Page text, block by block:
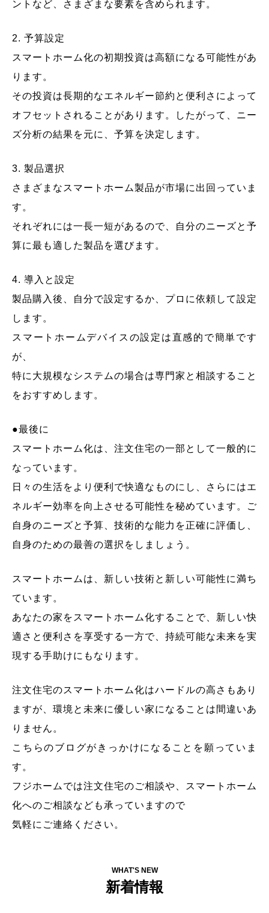
ントなど、さまざまな要素を含められます。
2. 予算設定
スマートホーム化の初期投資は高額になる可能性があ
ります。
その投資は長期的なエネルギー節約と便利さによって
オフセットされることがあります。したがって、ニー
ズ分析の結果を元に、予算を決定します。
3. 製品選択
さまざまなスマートホーム製品が市場に出回っていま
す。
それぞれには一長一短があるので、自分のニーズと予
算に最も適した製品を選びます。
4. 導入と設定
製品購入後、自分で設定するか、プロに依頼して設定
します。
スマートホームデバイスの設定は直感的で簡単です
が、
特に大規模なシステムの場合は専門家と相談すること
をおすすめします。
●最後に
スマートホーム化は、注文住宅の一部として一般的に
なっています。
日々の生活をより便利で快適なものにし、さらにはエ
ネルギー効率を向上させる可能性を秘めています。ご
自身のニーズと予算、技術的な能力を正確に評価し、
自身のための最善の選択をしましょう。
スマートホームは、新しい技術と新しい可能性に満ち
ています。
あなたの家をスマートホーム化することで、新しい快
適さと便利さを享受する一方で、持続可能な未来を実
現する手助けにもなります。
注文住宅のスマートホーム化はハードルの高さもあり
ますが、環境と未来に優しい家になることは間違いあ
りません。
こちらのブログがきっかけになることを願っていま
す。
フジホームでは注文住宅のご相談や、スマートホーム
化へのご相談なども承っていますので
気軽にご連絡ください。
WHAT'S NEW
新着情報